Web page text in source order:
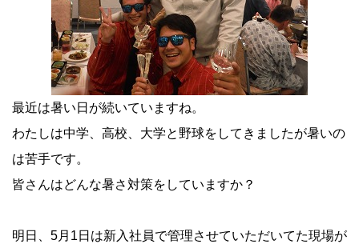
最近は暑い日が続いていますね。
わたしは中学、高校、大学と野球をしてきましたが暑いの
は苦手です。
皆さんはどんな暑さ対策をしていますか？
明日、5月1日は新入社員で管理させていただいてた現場が